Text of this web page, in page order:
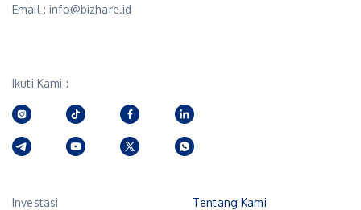
Email : info@bizhare.id
Ikuti Kami :
Investasi Tentang Kami